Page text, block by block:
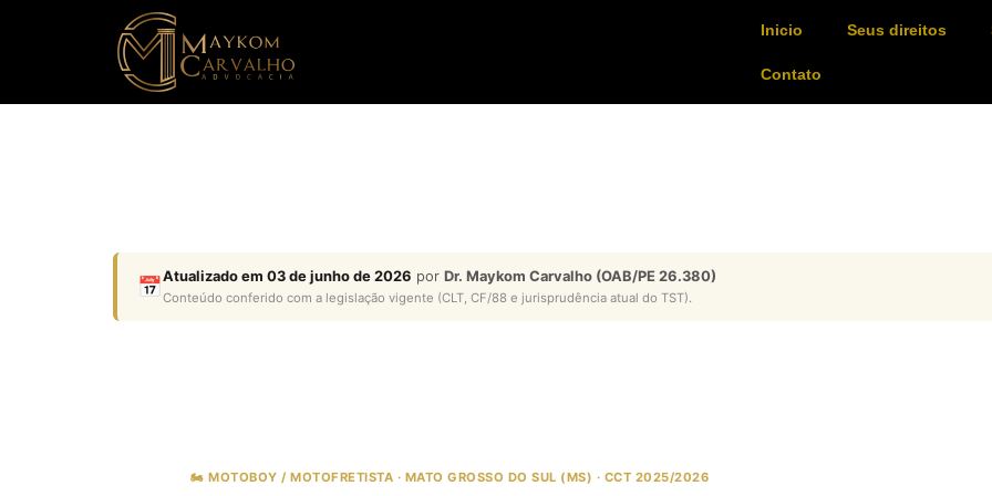
Inicio Seus direitos
Contato
📅Atualizado em 03 de junho de 2026 por Dr. Maykom Carvalho (OAB/PE 26.380)
Conteúdo conferido com a legislação vigente (CLT, CF/88 e jurisprudência atual do TST).
🏍️ MOTOBOY / MOTOFRETISTA · MATO GROSSO DO SUL (MS) · CCT 2025/2026